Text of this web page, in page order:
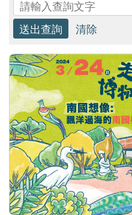
究
典
教
育
與
活
動